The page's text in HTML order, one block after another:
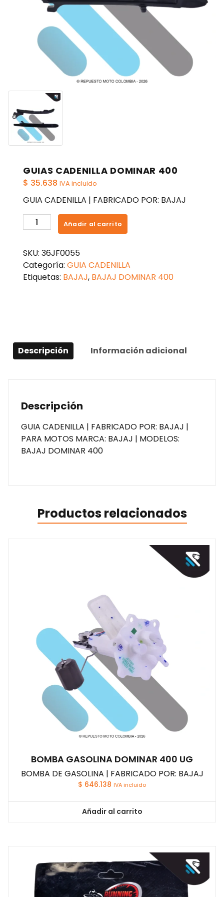
GUIAS CADENILLA DOMINAR 400
$ 35.638 IVA incluido
GUIA CADENILLA | FABRICADO POR: BAJAJ
GUIAS
CADENILLA
400
cantidad
Añadir al carrito
SKU: 36JF0055
Categoría: GUIA CADENILLA
Etiquetas: BAJAJ, BAJAJ DOMINAR 400
Descripción Información adicional
Descripción
GUIA CADENILLA | FABRICADO POR: BAJAJ |
PARA MOTOS MARCA: BAJAJ | MODELOS:
BAJAJ DOMINAR 400
Productos relacionados
BOMBA GASOLINA DOMINAR 400 UG
BOMBA DE GASOLINA | FABRICADO POR: BAJAJ
$ 646.138 IVA incluido
Añadir al carrito